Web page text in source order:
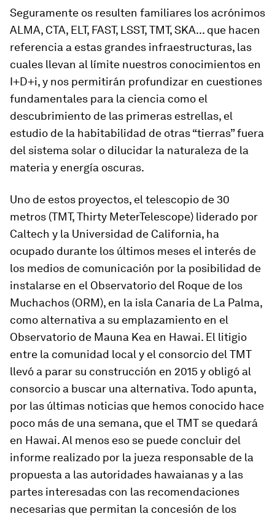
Seguramente os resulten familiares los acrónimos
ALMA, CTA, ELT, FAST, LSST, TMT, SKA... que hacen
referencia a estas grandes infraestructuras, las
cuales llevan al límite nuestros conocimientos en
I+D+i, y nos permitirán profundizar en cuestiones
fundamentales para la ciencia como el
descubrimiento de las primeras estrellas, el
estudio de la habitabilidad de otras “tierras” fuera
del sistema solar o dilucidar la naturaleza de la
materia y energía oscuras.
Uno de estos proyectos, el telescopio de 30
metros (TMT,Thirty MeterTelescope) liderado por
Caltech y la Universidad de California, ha
ocupado durante los últimos meses el interés de
los medios de comunicación por la posibilidad de
instalarse en el Observatorio del Roque de los
Muchachos (ORM), en la isla Canaria de La Palma,
como alternativa a su emplazamiento en el
Observatorio de Mauna Kea en Hawai. El litigio
entre la comunidad local y el consorcio del TMT
llevó a parar su construcción en 2015 y obligó al
consorcio a buscar una alternativa. Todo apunta,
por las últimas noticias que hemos conocido hace
poco más de una semana, que el TMT se quedará
en Hawai. Al menos eso se puede concluir del
informe realizado por la jueza responsable de la
propuesta a las autoridades hawaianas y a las
partes interesadas con las recomendaciones
necesarias que permitan la concesión de los